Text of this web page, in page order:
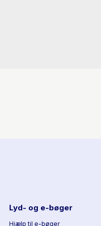
Lyd- og e-bøger
Hjælp til e-bøger